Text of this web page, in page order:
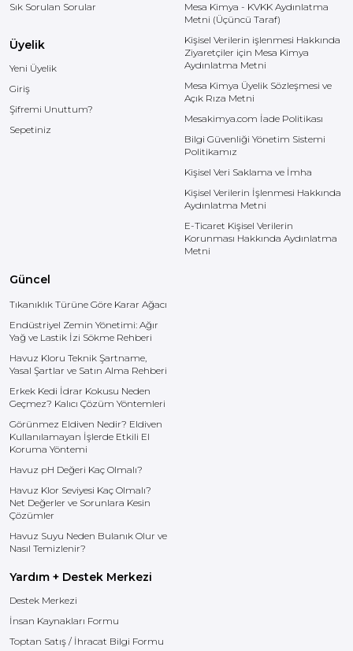
Sık Sorulan Sorular
Üyelik
Yeni Üyelik
Giriş
Şifremi Unuttum?
Sepetiniz
Mesa Kimya - KVKK Aydınlatma
Metni (Üçüncü Taraf)
Kişisel Verilerin işlenmesi Hakkında
Ziyaretçiler için Mesa Kimya
Aydınlatma Metni
Mesa Kimya Üyelik Sözleşmesi ve
Açık Rıza Metni
Mesakimya.com İade Politikası
Bilgi Güvenliği Yönetim Sistemi
Politikamız
Kişisel Veri Saklama ve İmha
Kişisel Verilerin İşlenmesi Hakkında
Aydınlatma Metni
E-Ticaret Kişisel Verilerin
Korunması Hakkında Aydınlatma
Metni
Güncel
Tıkanıklık Türüne Göre Karar Ağacı
Endüstriyel Zemin Yönetimi: Ağır
Yağ ve Lastik İzi Sökme Rehberi
Havuz Kloru Teknik Şartname,
Yasal Şartlar ve Satın Alma Rehberi
Erkek Kedi İdrar Kokusu Neden
Geçmez? Kalıcı Çözüm Yöntemleri
Görünmez Eldiven Nedir? Eldiven
Kullanılamayan İşlerde Etkili El
Koruma Yöntemi
Havuz pH Değeri Kaç Olmalı?
Havuz Klor Seviyesi Kaç Olmalı?
Net Değerler ve Sorunlara Kesin
Çözümler
Havuz Suyu Neden Bulanık Olur ve
Nasıl Temizlenir?
Yardım + Destek Merkezi
Destek Merkezi
İnsan Kaynakları Formu
Toptan Satış / İhracat Bilgi Formu